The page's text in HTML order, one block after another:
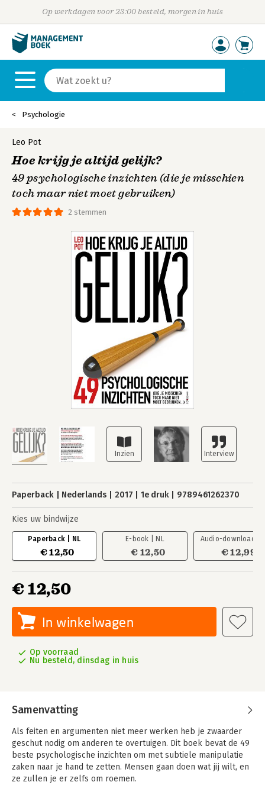
Op werkdagen voor 23:00 besteld, morgen in huis
Psychologie
2 stemmen
Leo Pot
Hoe krijg je altijd gelijk?
49 psychologische inzichten (die je misschien
toch maar niet moet gebruiken)
Paperback Nederlands 2017 1e druk 9789461262370
Kies uw bindwijze
Paperback | NL
€ 12,50
E-book | NL
€ 12,50
Audio-download |
€ 12,99
€ 12,50
In winkelwagen
Op voorraad
Nu besteld, dinsdag in huis
Samenvatting
Als feiten en argumenten niet meer werken heb je zwaarder
geschut nodig om anderen te overtuigen. Dit boek bevat de 49
beste psychologische inzichten om met subtiele manipulatie
zaken naar je hand te zetten. Mensen gaan doen wat jij wilt, en
ze zullen je er zelfs om roemen.